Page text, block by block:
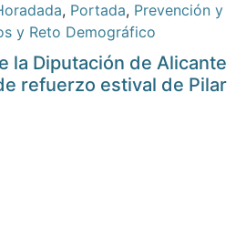
, Portada, Prevención y
y Reto Demográfico
la Diputación de Alicante
refuerzo estival de Pilar